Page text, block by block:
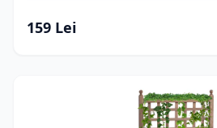
159 Lei